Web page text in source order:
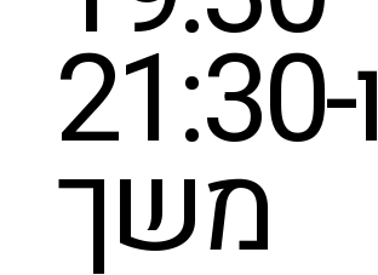
ו-21:30
משך